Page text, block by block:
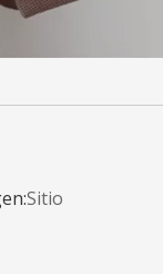
Sitio